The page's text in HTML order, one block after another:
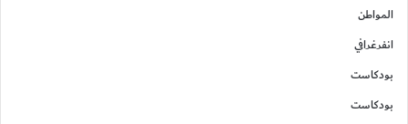
المواطن
انفرغرافي
بودكاست
بودكاست